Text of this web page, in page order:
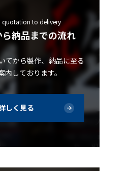
quotation to delivery
納品までの流れ
てから製作、納品に至る
内しております。
しく見る